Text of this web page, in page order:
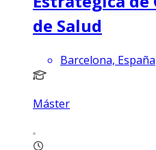
de Salud
Barcelona, España
Máster